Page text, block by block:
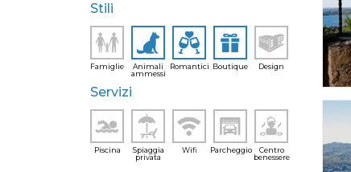
Stili
Famiglie
Animali
ammessi
Romantici Boutique Design
Servizi
Piscina
Spiaggia
privata
Wifi Parcheggio
Centro
benessere